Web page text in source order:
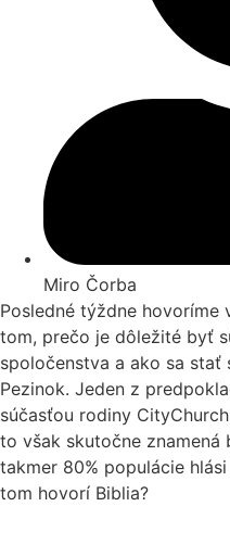
Miro Čorba
Posledné týždne
tom, prečo je dôležité byť
spoločenstva a ako sa
Pezinok. Jeden z
súčasťou rodiny
to však skutočne znamená
takmer 80% populácie
tom hovorí Biblia?